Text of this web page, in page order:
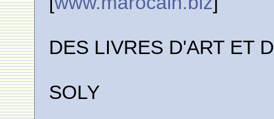
DES LIVRES D'ART ET
SOLY